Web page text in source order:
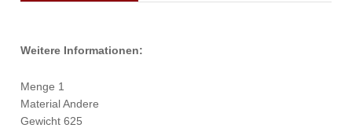
Weitere Informationen:
Menge 1
Material Andere
Gewicht 625